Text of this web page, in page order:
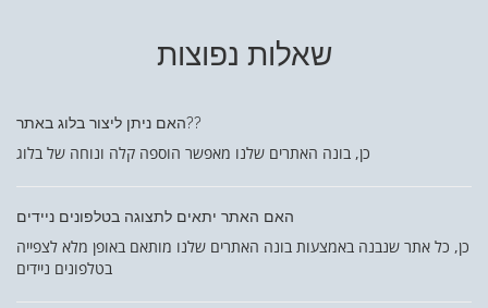
שאלות נפוצות
האם ניתן ליצור בלוג באתר??
כן, בונה האתרים שלנו מאפשר הוספה קלה ונוחה של בלוג
האם האתר יתאים לתצוגה בטלפונים ניידים
כן, כל אתר שנבנה באמצעות בונה האתרים שלנו מותאם באופן מלא לצפייה
בטלפונים ניידים